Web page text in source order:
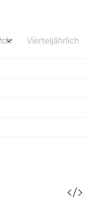
Vierteljährlich